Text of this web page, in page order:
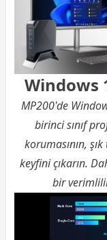
Windows
MP200'de
birinci sınıf
korumasının,
keyfini çıkarın.
bir